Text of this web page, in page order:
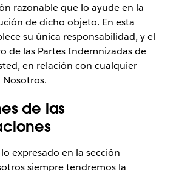
razonable que lo ayude en la
de dicho objeto. En esta
su única responsabilidad, y el
de las Partes Indemnizadas de
en relación con cualquier
de las
expresado en la sección
siempre tendremos la